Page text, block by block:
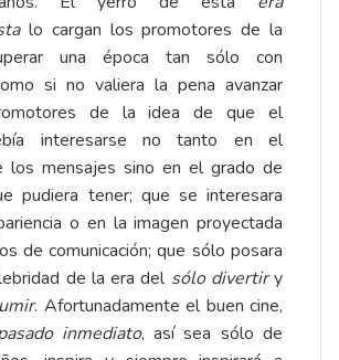
lo cargan los promotores de la
una época tan sólo con
si no valiera la pena avanzar
de la idea de que el
interesarse no tanto en el
los mensajes sino en el grado de
pudiera tener; que se interesara
o en la imagen proyectada
de comunicación; que sólo posara
de la era del sólo divertiry
. Afortunadamente el buen cine,
inmediato, así sea sólo de